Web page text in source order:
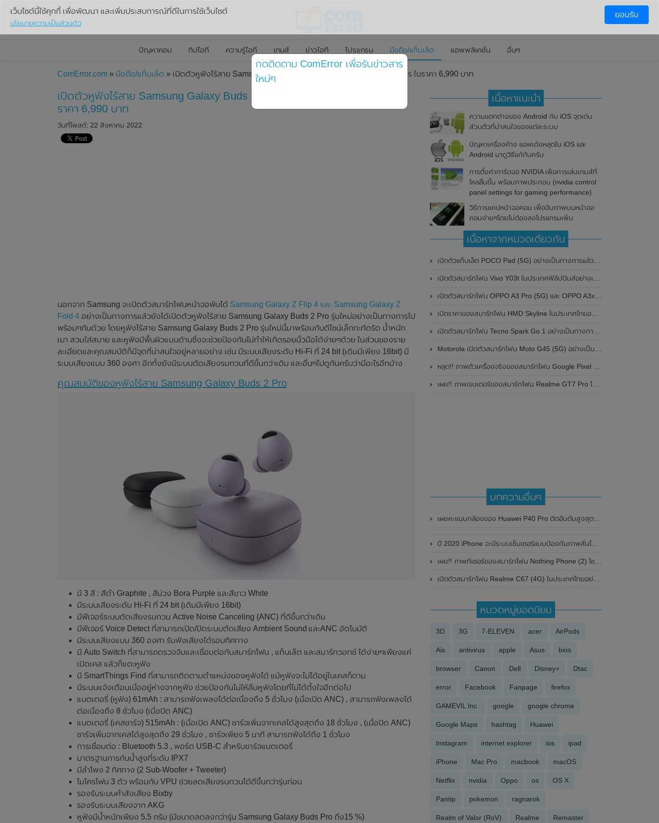
ปัญหาคอม ทิปไอที ความรู้ไอที เกมส์ ข่าวไอที โปรแกรม มือถือ/แท็บเล็ต แอพพลิเคชั่น อื่นๆ
ComError.com » มือถือ/แท็บเล็ต » เปิดตัวหูฟังไร้สาย Samsung Galaxy Buds 2 Pro รุ่นใหม่อย่างเป็นทางการ ในราคา 6,990 บาท
เปิดตัวหูฟังไร้สาย Samsung Galaxy Buds 2 Pro รุ่นใหม่อย่างเป็นทางการ ใน
ราคา 6,990 บาท
วันที่โพสต์: 22 สิงหาคม 2022
นอกจาก Samsung จะเปิดตัวสมาร์ทโฟนหน้าจอพับได้ Samsung Galaxy Z Flip 4 และ Samsung Galaxy Z
Fold 4 อย่างเป็นทางการแล้วยังได้เปิดตัวหูฟังไร้สาย Samsung Galaxy Buds 2 Pro รุ่นใหม่อย่างเป็นทางการไป
พร้อมๆกันด้วย โดยหูฟังไร้สาย Samsung Galaxy Buds 2 Pro รุ่นใหม่นี้มาพร้อมกับดีไซน์เล็กกะทัดรัด น้ำหนัก
เบา สวมใส่สบาย และหูฟังมีพื้นผิวแบบด้านซึ่งจะช่วยป้องกันไม่ทำให้เกิดรอยนิ้วมือได้ง่ายๆด้วย ในส่วนของราย
ละเอียดและคุณสมบัติก็มีจุดที่น่าสนใจอยู่หลายอย่าง เช่น มีระบบเสียงระดับ Hi-Fi ที่ 24 bit (เดิมมีเพียง 16bit) มี
ระบบเสียงแบบ 360 องศา อีกทั้งยังมีระบบตัดเสียงรบกวนที่ดีขึ้นกว่าเดิม และอื่นๆไปดูกันครับว่ามีอะไรอีกบ้าง
คุณสมบัติของหูฟังไร้สาย Samsung Galaxy Buds 2 Pro
มี 3 สี : สีดำ Graphite , สีม่วง Bora Purple และสีขาว White
มีระบบเสียงระดับ Hi-Fi ที่ 24 bit (เดิมมีเพียง 16bit)
มีฟีเจอร์ระบบตัดเสียงรบกวน Active Noise Canceling (ANC) ที่ดีขึ้นกว่าเดิม
มีฟีเจอร์ Voice Detect ที่สามารถเปิด/ปิดระบบตัดเสียง Ambient Sound และANC อัตโนมัติ
มีระบบเสียงแบบ 360 องศา รับฟังเสียงได้รอบทิศทาง
มี Auto Switch ที่สามารถตรวจจับและเชื่อมต่อกับสมาร์ทโฟน , แท็บเล็ต และสมาร์ทวอทช์ ได้ง่ายๆเพียงแค่
เปิดเคส แล้วก็แตะหูฟัง
มี SmartThings Find ที่สามารถติดตามตำแหน่งของหูฟังได้ แม้หูฟังจะไม่ได้อยู่ในเคสก็ตาม
มีระบบแจ้งเตือนเมื่ออยู่ห่างจากหูฟัง ช่วยป้องกันไม่ให้ลืมหูฟังโดยที่ไม่ได้ตั้งใจอีกต่อไป
แบตเตอรี่ (หูฟัง) 61mAh : สามารถฟังเพลงได้ต่อเนื่องถึง 5 ชั่วโมง (เมื่อเปิด ANC) , สามารถฟังเพลงได้
ต่อเนื่องถึง 8 ชั่วโมง (เมื่อปิด ANC)
แบตเตอรี่ (เคสชาร์จ) 515mAh : (เมื่อเปิด ANC) ชาร์จเพิ่มจากเคสได้สูงสุดถึง 18 ชั่วโมง , (เมื่อปิด ANC)
ชาร์จเพิ่มจากเคสได้สูงสุดถึง 29 ชั่วโมง , ชาร์จเพียง 5 นาที สามารถฟังได้ถึง 1 ชั่วโมง
การเชื่อมต่อ : Bluetooth 5.3 , พอร์ต USB-C สำหรับชาร์จแบตเตอรี่
มาตรฐานการกันน้ำสูงที่ระดับ IPX7
มีลำโพง 2 ทิศทาง (2 Sub-Woofer + Tweeter)
ไมโครโฟน 3 ตัว พร้อมกับ VPU ช่วยลดเสียงรบกวนได้ดีขึ้นกว่ารุ่นก่อน
รองรับระบบคำสังเสียง Bixby
รองรับระบบเสียงจาก AKG
หูฟังมีน้ำหนักเพียง 5.5 กรัม (มีขนาดลดลงกว่ารุ่น Samsung Galaxy Buds Pro ถึง15 %)
เนื้อหาแนะนำ
ความแตกต่างของ Android กับ iOS จุดเด่น
ส่วนตัวที่น่าสนใจของแต่ละระบบ
ปัญหาเครื่องค้าง แอพเด้งหลุดใน iOS และ
Android มาดูวิธีแก้กันครับ
การตั้งค่าการ์ดจอ NVIDIA เพื่อการเล่นเกมส์ที่
ไหลลื่นขึ้น พร้อมภาพประกอบ (nvidia control
panel settings for gaming performance)
วิธีการแคปหน้าจอคอม เพื่อจับภาพบนหน้าจอ
คอมง่ายๆโดยไม่ต้องลงโปรแกรมเพิ่ม
เนื้อหาจากหมวดเดียวกัน
เปิดตัวแท็บเล็ต POCO Pad (5G) อย่างเป็นทางการแล้วในประเทศอินเดีย มาพร้อมชิปเซ็ต Snapdragon 7s Gen 2 ของ Qualcomm และรองรับเครือข่าย 5G
เปิดตัวสมาร์ทโฟน Vivo Y03t ในประเทศฟิลิปปินส์อย่างเป็นทางการแล้ว มาพร้อมชิปเซ็ต Unisoc T612 , กล้องหลัง ความละเอียด 13MP , แบตเตอรี่ 5,000mAh และหน้าจอแสดงผล LCD / 90Hz
เปิดตัวสมาร์ทโฟน OPPO A3 Pro (5G) และ OPPO A3x ในประเทศไทยอย่างเป็นทางการแล้ว ในราคาเริ่มต้นเพียง 3,999 บาท
เปิดราคาของสมาร์ทโฟน HMD Skyline ในประเทศไทยอย่างเป็นทางการแล้ว ราคา 14,990 บาท
เปิดตัวสมาร์ทโฟน Tecno Spark Go 1 อย่างเป็นทางการแล้ว มาพร้อมหน้าจอแสดงผล LCD / 120Hz , แบตเตอรี่ 5,000mAh และใช้ชิปเซ็ต Unisoc
Motorola เปิดตัวสมาร์ทโฟน Moto G45 (5G) อย่างเป็นทางการแล้วในอินเดีย
หลุด!! ภาพตัวเครื่องจริงของสมาร์ทโฟน Google Pixel 9a โชว์ดีไซน์ใหม่ กล้องหลังแบนราบ ไม่มีกรอบของกล้องแล้ว
เผย!! ภาพเรนเดอร์ของสมาร์ทโฟน Realme GT7 Pro โชว์ให้เห็นดีไซน์ใหม่ พร้อมเผยรายละเอียดสเปกที่สำคัญบางส่วน
บทความอื่นๆ
เผยคะแนนกล้องของ Huawei P40 Pro ติดอันดับสูงสุดในการทดสอบของ DXOMark
ปี 2020 iPhone จะมีระบบเซ็นเซอร์แบบป้องกันภาพสั่นไหว (Sensor-Shift Stabilization)
เผย!! ภาพทีเซอร์ของสมาร์ทโฟน Nothing Phone (2) โชว์ดีไซน์ของตัวเครื่องให้เห็นบางส่วน มาพร้อมไฟ LED แบบใหม่
เปิดตัวสมาร์ทโฟน Realme C67 (4G) ในประเทศไทยอย่างเป็นทางการแล้ว ในราคาเพียง 6,499 บาท
หมวดหมู่ยอดนิยม
3D 3G 7-ELEVEN acer AirPods
Ais antivirus apple Asus bios
browser Canon Dell Disney+ Dtac
error Facebook Fanpage firefox
GAMEVIL Inc. google google chrome
Google Maps hashtag Huawei
Instagram internet explorer ios ipad
iPhone Mac Pro macbook macOS
Netflix nvidia Oppo os OS X
Pantip pokemon ragnarok
Realm of Valor (RoV) Realme Remaster
เว็บไซต์นี้ใช้คุกกี้ เพื่อพัฒนา และเพิ่มประสบการณ์ที่ดีในการใช้เว็บไซต์
นโยบายความเป็นส่วนตัว
ยอมรับ
กดติดตาม ComError เพื่อรับข่าวสาร
ใหม่ๆ